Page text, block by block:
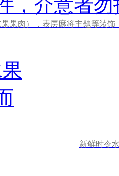
新鲜时令